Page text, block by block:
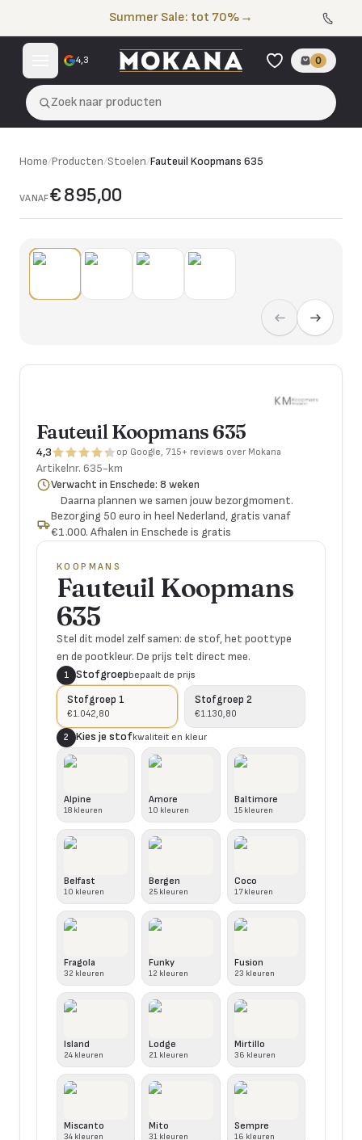
Summer Sale: tot 70% →
4,3 0
Zoek naar producten
Home/Producten/Stoelen/Fauteuil Koopmans 635
VANAF€ 895,00
Fauteuil Koopmans 635
4,3 op Google, 715+ reviews over Mokana
Artikelnr. 635-km
Verwacht in Enschede: 8 weken
Daarna plannen we samen jouw bezorgmoment.
Bezorging 50 euro in heel Nederland, gratis vanaf
€1.000. Afhalen in Enschede is gratis
KOOPMANS
Fauteuil Koopmans
635
Stel dit model zelf samen: de stof, het poottype
en de pootkleur. De prijs telt direct mee.
1 Stofgroepbepaalt de prijs
Stofgroep 1
€ 1.042,80
Stofgroep 2
€ 1.130,80
2 Kies je stofkwaliteit en kleur
Alpine
18 kleuren
Amore
10 kleuren
Baltimore
15 kleuren
Belfast
10 kleuren
Bergen
25 kleuren
Coco
17 kleuren
Fragola
32 kleuren
Funky
12 kleuren
Fusion
23 kleuren
Island
24 kleuren
Lodge
21 kleuren
Mirtillo
36 kleuren
Miscanto
34 kleuren
Mito
31 kleuren
Sempre
16 kleuren